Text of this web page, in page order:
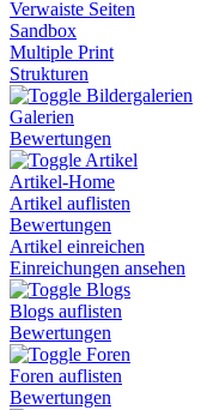
Verwaiste Seiten
Sandbox
Multiple Print
Strukturen
Bildergalerien
Galerien
Bewertungen
Artikel
Artikel-Home
Artikel auflisten
Bewertungen
Artikel einreichen
Einreichungen ansehen
Blogs
Blogs auflisten
Bewertungen
Foren
Foren auflisten
Bewertungen